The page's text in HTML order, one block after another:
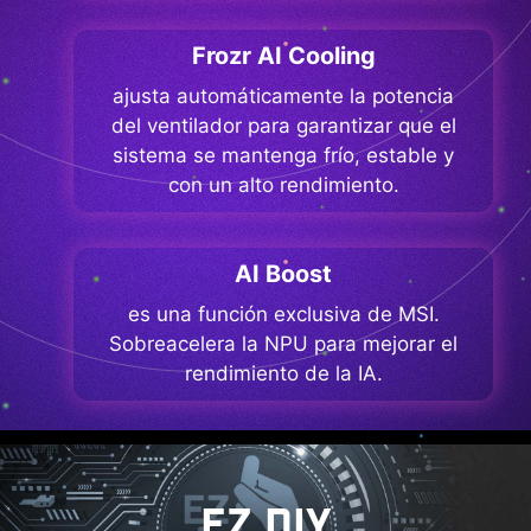
Frozr AI Cooling
ajusta automáticamente la potencia
del ventilador para garantizar que el
sistema se mantenga frío, estable y
con un alto rendimiento.
AI Boost
es una función exclusiva de MSI.
Sobreacelera la NPU para mejorar el
rendimiento de la IA.